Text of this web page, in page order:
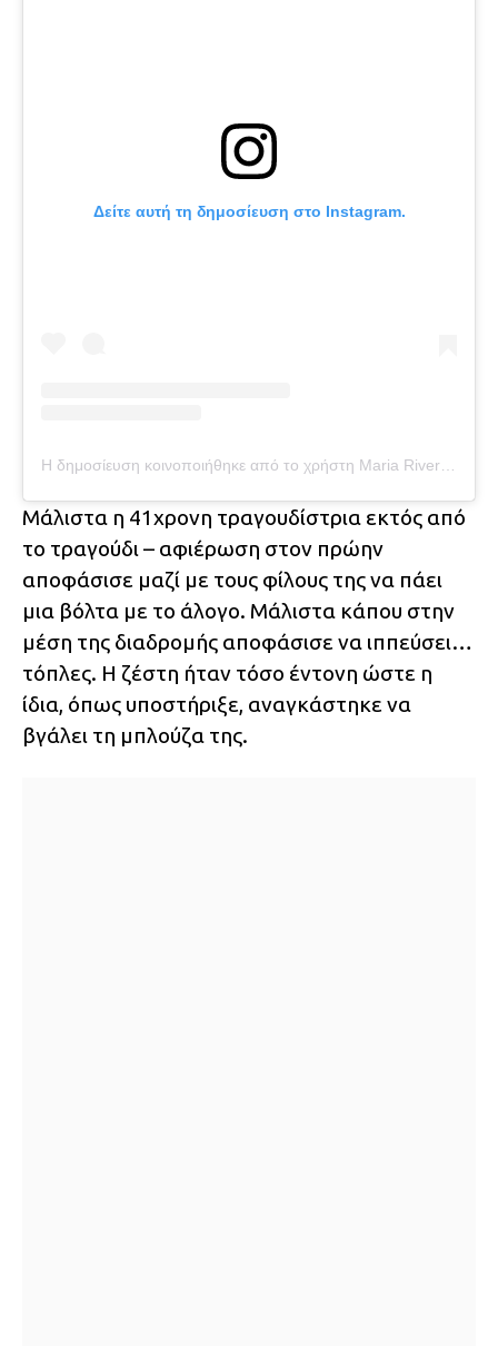
Δείτε αυτή τη δημοσίευση στο Instagram.
Μάλιστα η 41χρονη τραγουδίστρια εκτός από
το τραγούδι – αφιέρωση στον πρώην
αποφάσισε μαζί με τους φίλους της να πάει
μια βόλτα με το άλογο. Μάλιστα κάπου στην
μέση της διαδρομής αποφάσισε να ιππεύσει…
τόπλες. Η ζέστη ήταν τόσο έντονη ώστε η
ίδια, όπως υποστήριξε, αναγκάστηκε να
βγάλει τη μπλούζα της.